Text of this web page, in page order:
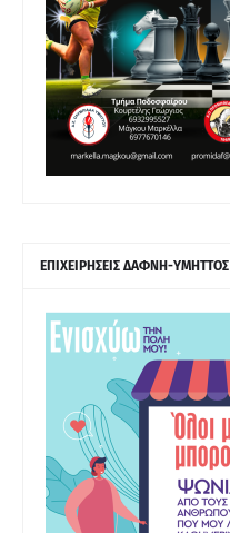
ΕΠΙΧΕΙΡΗΣΕΙΣ ΔΑΦΝΗ-ΥΜΗΤΤΟΣ